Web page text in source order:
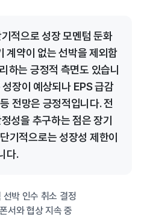
적으로 성장 모멘텀 둔화
계약이 없는 선박을 제외함
하는 긍정적 측면도 있습니
장이 예상되나 EPS 급감
전망은 긍정적입니다. 전
성을 추구하는 점은 장기
기적으로는 성장성 제한이
다.
박 인수 취소 결정
서와 협상 지속 중